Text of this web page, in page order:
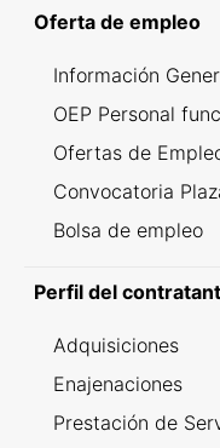
Oferta de empleo
Información
OEP Personal
Ofertas de
Convocatoria
Bolsa de empleo
Perfil del
Adquisiciones
Enajenaciones
Prestación de